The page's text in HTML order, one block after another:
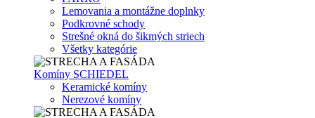
Lemovania a montážne doplnky
Podkrovné schody
Strešné okná do šikmých striech
Všetky kategórie
Komíny SCHIEDEL
Keramické komíny
Nerezové komíny